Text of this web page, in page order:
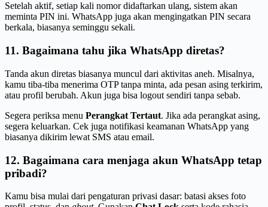
Setelah aktif, setiap kali nomor didaftarkan ulang, sistem akan
meminta PIN ini. WhatsApp juga akan mengingatkan PIN secara
berkala, biasanya seminggu sekali.
11. Bagaimana tahu jika WhatsApp diretas?
Tanda akun diretas biasanya muncul dari aktivitas aneh. Misalnya,
kamu tiba-tiba menerima OTP tanpa minta, ada pesan asing terkirim,
atau profil berubah. Akun juga bisa logout sendiri tanpa sebab.
Segera periksa menu Perangkat Tertaut. Jika ada perangkat asing,
segera keluarkan. Cek juga notifikasi keamanan WhatsApp yang
biasanya dikirim lewat SMS atau email.
12. Bagaimana cara menjaga akun WhatsApp tetap
pribadi?
Kamu bisa mulai dari pengaturan privasi dasar: batasi akses foto